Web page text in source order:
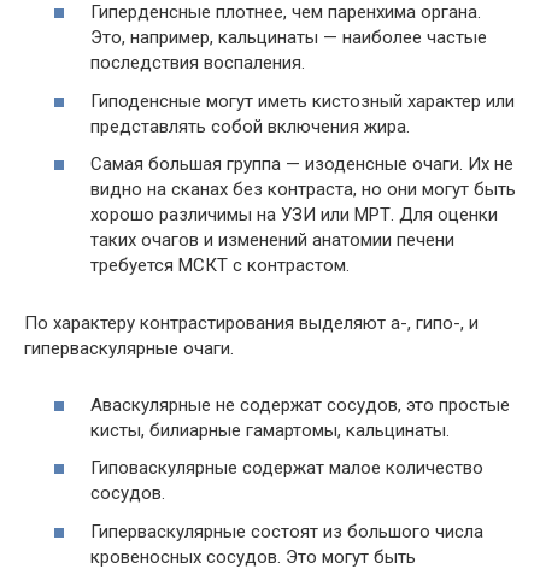
Гиперденсные плотнее, чем паренхима органа.
Это, например, кальцинаты — наиболее частые
последствия воспаления.
Гиподенсные могут иметь кистозный характер или
представлять собой включения жира.
Самая большая группа — изоденсные очаги. Их не
видно на сканах без контраста, но они могут быть
хорошо различимы на УЗИ или МРТ. Для оценки
таких очагов и изменений анатомии печени
требуется МСКТ с контрастом.
По характеру контрастирования выделяют а-, гипо-, и
гиперваскулярные очаги.
Аваскулярные не содержат сосудов, это простые
кисты, билиарные гамартомы, кальцинаты.
Гиповаскулярные содержат малое количество
сосудов.
Гиперваскулярные состоят из большого числа
кровеносных сосудов. Это могут быть